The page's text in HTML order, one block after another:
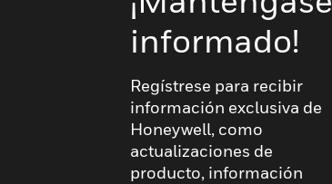
informado!
Regístrese para recibir
información exclusiva de
Honeywell, como
actualizaciones de
producto, información